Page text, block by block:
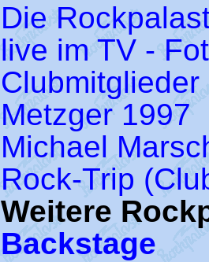
Die
live im TV -
Metzger 1997
Michael
Rock-Trip
Weitere
Backstage